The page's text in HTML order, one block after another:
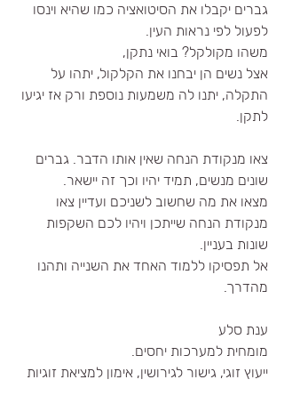
גברים יקבלו את הסיטואציה כמו שהיא וינסו
לפעול לפי נראות העין.
משהו מקולקל? בואי נתקן,
אצל נשים הן יבחנו את הקלקול, יתהו על
התקלה, יתנו לה משמעות נוספת ורק אז יגיעו
לתקן.
צאו מנקודת הנחה שאין אותו הדבר. גברים
שונים מנשים, תמיד יהיו וכך זה יישאר.
מצאו את מה שחשוב לשניכם ועדיין צאו
מנקודת הנחה שייתכן ויהיו לכם השקפות
שונות בעניין.
אל תפסיקו ללמוד האחד את השנייה ותהנו
מהדרך.
ענת סלע
מומחית למערכות יחסים.
ייעוץ זוגי, גישור לגירושין, אימון למציאת זוגיות